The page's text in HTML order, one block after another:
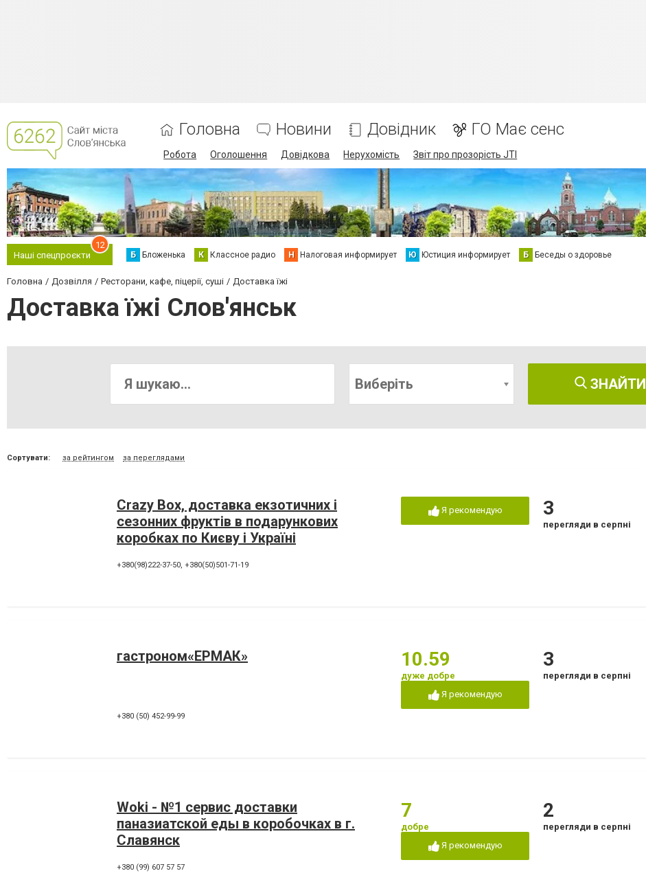
Головна Новини Довідник ГО Має сенс
Робота Оголошення Довідкова Нерухомість Звіт про прозорість JTI
Наші спецпроєкти
12
Б Бложенька К Классное радио Н Налоговая информирует Ю Юстиция информирует Б Беседы о здоровье
Головна Дозвілля Ресторани, кафе, піцерії, суші Доставка їжі
Доставка їжі Слов'янськ
Виберіть ЗНАЙТИ
Сортувати: за рейтингом за переглядами
Crazy Box, доставка екзотичних і
сезонних фруктів в подарункових
коробках по Києву і Україні
+380(98)222-37-50, +380(50)501-71-19
Я рекомендую 3
перегляди в серпні
гастроном«ЕРМАК»
+380 (50) 452-99-99
10.59
дуже добре
Я рекомендую
3
перегляди в серпні
Woki - №1 сервис доставки
паназиатской еды в коробочках в г.
Славянск
+380 (99) 607 57 57
7
добре
Я рекомендую
2
перегляди в серпні